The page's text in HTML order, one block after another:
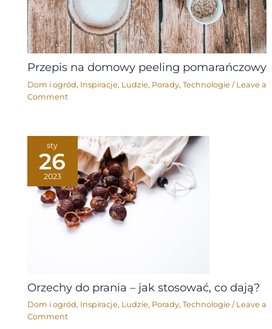
Przepis na domowy peeling pomarańczowy
Dom i ogród, Inspiracje, Ludzie, Porady, Technologie / Leave a
Comment
sty
26
2023
Orzechy do prania – jak stosować, co dają?
Dom i ogród, Inspiracje, Ludzie, Porady, Technologie / Leave a
Comment